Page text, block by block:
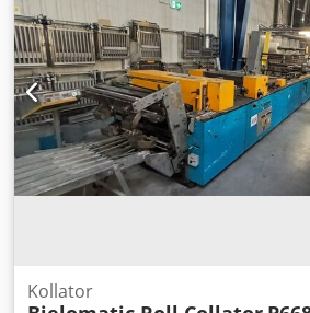
Kollator